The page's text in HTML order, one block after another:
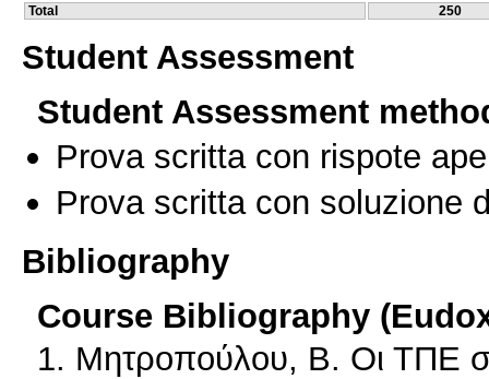
Total
250
Student Assessment
Student Assessment
Prova scritta con rispote
Prova scritta con soluzione
Bibliography
Course Bibliography
1. Μητροπούλου, Β. Οι ΤΠΕ